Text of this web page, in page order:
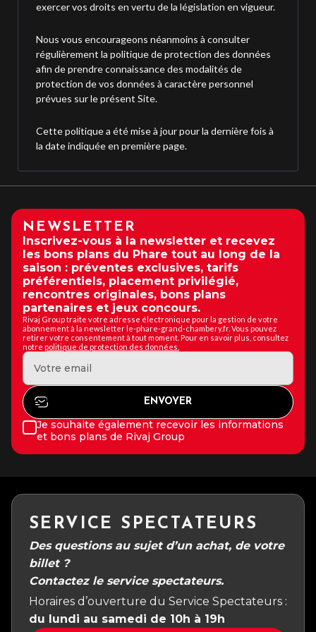
exercer vos droits en vertu de la législation en vigueur.
Nous vous encourageons néanmoins à consulter
régulièrement la politique de protection des données
afin de prendre connaissance des modalités de
protection de vos données à caractère personnel
prévues sur le présent Site.
Cette politique a été mise à jour pour la dernière fois à
la date indiquée en première page.
NEWSLETTER
Inscrivez-vous à la newsletter et recevez
les bons plans du Phare tout au long de la
saison : préventes exclusives, tarifs
préférentiels, placement privilégié,
rencontres originales, bons plans
partenaires et jeux concours.
Rivaj Group traite votre adresse électronique pour la gestion de votre
abonnement à la newsletter le-phare-grand-chambery.fr. Vous pouvez
retirer votre consentement à tout moment. Pour en savoir plus, consultez
notre politique de protection des données.
Je souhaite également recevoir les informations
et bons plans de Rivaj Group
SERVICE SPECTATEURS
Des questions au sujet d’un achat, de votre
billet ?
Contactez le service spectateurs.
Horaires d’ouverture du Service Spectateurs :
du lundi au samedi de 10h à 19h